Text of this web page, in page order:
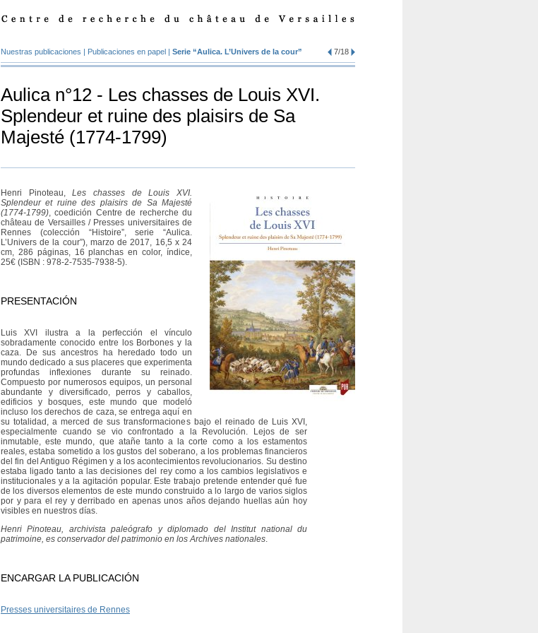
7/18
Nuestras publicaciones | Publicaciones en papel | Serie “Aulica. L’Univers de la cour”
Aulica n°12 - Les chasses de Louis XVI.
Splendeur et ruine des plaisirs de Sa
Majesté (1774-1799)
Henri Pinoteau,Les chasses de Louis XVI.
Splendeur et ruine des plaisirs de Sa Majesté
(1774-1799), coedición Centre de recherche du
château de Versailles / Presses universitaires de
Rennes (colección “Histoire”, serie “Aulica.
L’Univers de la cour”), marzo de 2017, 16,5 x 24
cm, 286 páginas, 16 planchas en color, índice,
25€ (ISBN : 978-2-7535-7938-5).
PRESENTACIÓN
Luis XVI ilustra a la perfección el vínculo
sobradamente conocido entre los Borbones y la
caza. De sus ancestros ha heredado todo un
mundo dedicado a sus placeres que experimenta
profundas inflexiones durante su reinado.
Compuesto por numerosos equipos, un personal
abundante y diversificado, perros y caballos,
edificios y bosques, este mundo que modeló
incluso los derechos de caza, se entrega aquí en
su totalidad, a merced de sus transformaciones bajo el reinado de Luis XVI,
especialmente cuando se vio confrontado a la Revolución. Lejos de ser
inmutable, este mundo, que atañe tanto a la corte como a los estamentos
reales, estaba sometido a los gustos del soberano, a los problemas financieros
del fin del Antiguo Régimen y a los acontecimientos revolucionarios. Su destino
estaba ligado tanto a las decisiones del rey como a los cambios legislativos e
institucionales y a la agitación popular. Este trabajo pretende entender qué fue
de los diversos elementos de este mundo construido a lo largo de varios siglos
por y para el rey y derribado en apenas unos años dejando huellas aún hoy
visibles en nuestros días.
Henri Pinoteau, archivista paleógrafo y diplomado del Institut national du
patrimoine, es conservador del patrimonio en los Archives nationales.
ENCARGAR LA PUBLICACIÓN
Presses universitaires de Rennes